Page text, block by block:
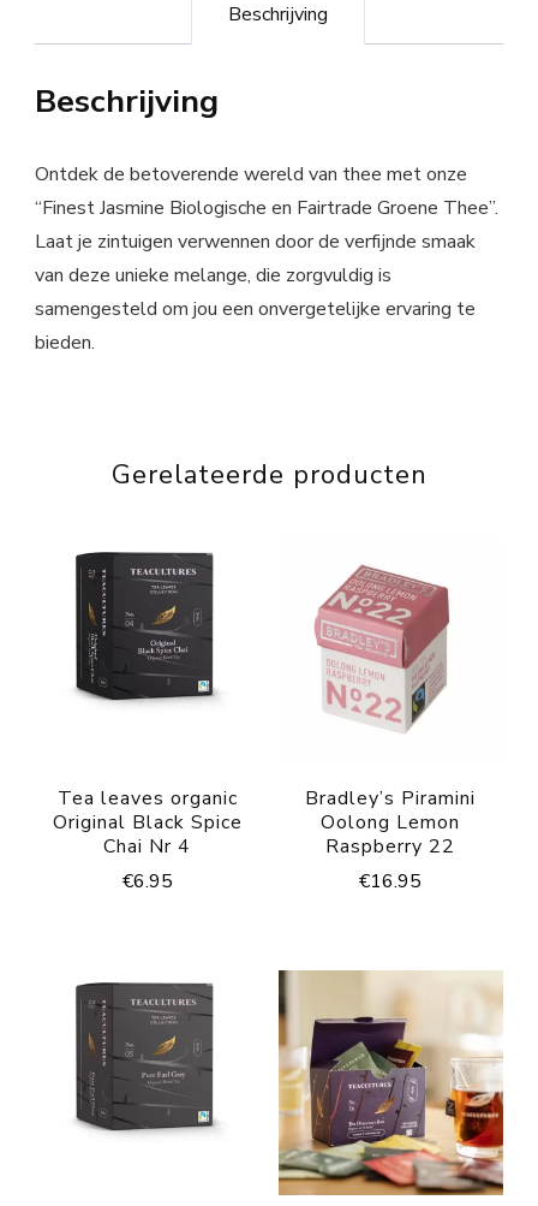
Beschrijving
Beschrijving
Ontdek de betoverende wereld van thee met onze
“Finest Jasmine Biologische en Fairtrade Groene Thee”.
Laat je zintuigen verwennen door de verfijnde smaak
van deze unieke melange, die zorgvuldig is
samengesteld om jou een onvergetelijke ervaring te
bieden.
Gerelateerde producten
Tea leaves organic
Original Black Spice
Chai Nr 4
€6.95
Bradley’s Piramini
Oolong Lemon
Raspberry 22
€16.95